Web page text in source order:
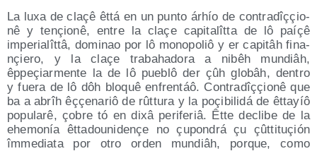
La luxa de claçê êttá en un pun­to árhío de con­tra­dîççio­
nê y tençio­nê, entre la claçe capi­ta­lît­ta de lô paíçê
impe­ria­lît­tâ, domi­nao por lô mono­po­liô y er capi­tâh fina­
nçie­ro, y la claçe tra­baha­do­ra a nibêh mun­diâh,
êppeçiar­men­te la de lô pue­blô der çûh glo­bâh, den­tro
y fue­ra de lô dôh blo­quê enfren­táô. Con­tra­dîççio­nê que
ba a abrîh êççe­na­riô de rût­tu­ra y la poçi­bi­li­dá de êtta­yíô
popu­la­rê, çobre tó en dixâ peri­fe­riâ. Êtte decli­be de la
ehe­mo­nía êtta­dou­ni­de­nçe no çupon­drá çu çût­ti­tuçión
îmme­dia­ta por otro orden mun­diâh, por­que, como